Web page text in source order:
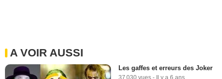
A VOIR AUSSI
Les gaffes et erreurs des Joker